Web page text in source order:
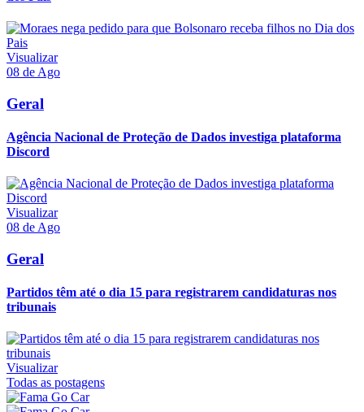
Visualizar
08 de Ago
Geral
Agência Nacional de Proteção de Dados investiga plataforma
Discord
Visualizar
08 de Ago
Geral
Partidos têm até o dia 15 para registrarem candidaturas nos
tribunais
Visualizar
Todas as postagens